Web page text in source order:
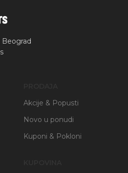
Akcije & Popusti
Novo u ponudi
Kuponi & Pokloni